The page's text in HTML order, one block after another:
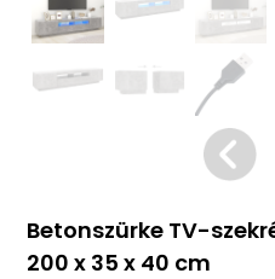
Betonszürke TV-
200 x 35 x 40 cm